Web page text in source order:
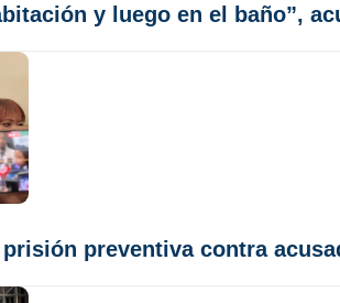
y luego en el baño”,
preventiva contra